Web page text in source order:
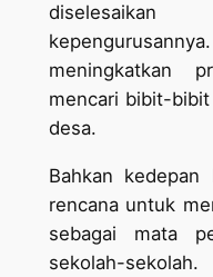
meningkatkan
mencari bibit-
desa.
Bahkan kedepan
rencana untuk
sebagai mata
sekolah-sekolah.